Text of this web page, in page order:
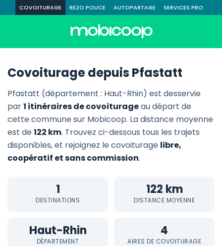
COVOITURAGE REZO POUCE AUTOPARTAGE SERVICES PRO
Covoiturage depuis Pfastatt
Pfastatt (département : Haut-Rhin) est desservie
par1 itinéraires de covoiturageau départ de
cette commune sur Mobicoop. La distance moyenne
est de122 km. Trouvez ci-dessous tous les trajets
disponibles, et rejoignez le covoiturage libre,
coopératif et sans commission.
1
DESTINATIONS
122 km
DISTANCE MOYENNE
Haut-Rhin
DÉPARTEMENT
4
AIRES DE COVOITURAGE